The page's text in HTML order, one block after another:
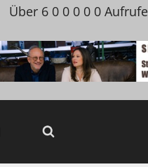
Über 6 0 0 0 0 0